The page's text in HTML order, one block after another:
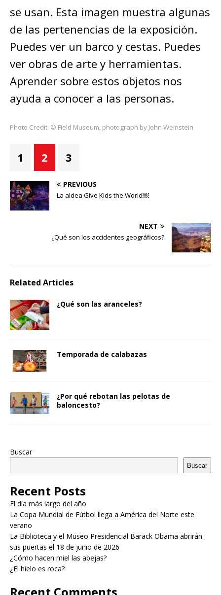
se usan. Esta imagen muestra algunas
de las pertenencias de la exposición.
Puedes ver un barco y cestas. Puedes
ver obras de arte y herramientas.
Aprender sobre estos objetos nos
ayuda a conocer a las personas.
Photo Credit: © Field Museum, photograph by John Weinstein
1 2 3
PREVIOUS
La aldea Give Kids the World￼
NEXT
¿Qué son los accidentes geográficos?
Related Articles
¿Qué son las aranceles?
Temporada de calabazas
¿Por qué rebotan las pelotas de
baloncesto?
Buscar
Buscar
Recent Posts
El día más largo del año
La Copa Mundial de Fútbol llega a América del Norte este
verano
La Biblioteca y el Museo Presidencial Barack Obama abrirán
sus puertas el 18 de junio de 2026
¿Cómo hacen miel las abejas?
¿El hielo es roca?